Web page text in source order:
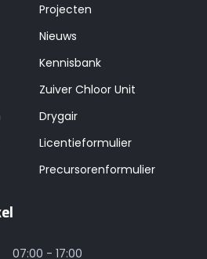
Projecten
Nieuws
Kennisbank
Zuiver Chloor Unit
Drygair
Licentieformulier
Precursorenformulier
07:00 - 17:00